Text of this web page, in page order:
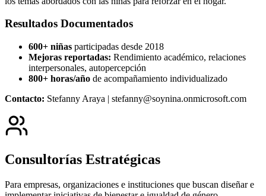
Resultados Documentados
600+ niñas participadas desde 2018
Mejoras reportadas: Rendimiento académico, relaciones
interpersonales, autopercepción
800+ horas/año de acompañamiento individualizado
Contacto: Stefanny Araya | stefanny@soynina.onmicrosoft.com
Consultorías Estratégicas
Para empresas, organizaciones e instituciones que buscan diseñar e